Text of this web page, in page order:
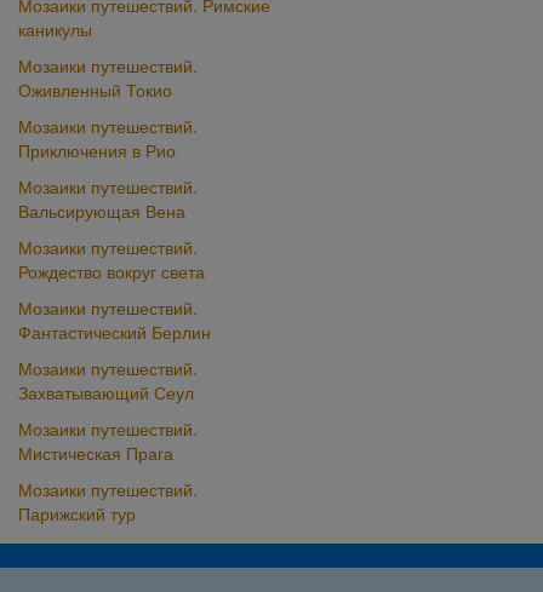
Мозаики путешествий. Римские
каникулы
Мозаики путешествий.
Оживленный Токио
Мозаики путешествий.
Приключения в Рио
Мозаики путешествий.
Вальсирующая Вена
Мозаики путешествий.
Рождество вокруг света
Мозаики путешествий.
Фантастический Берлин
Мозаики путешествий.
Захватывающий Сеул
Мозаики путешествий.
Мистическая Прага
Мозаики путешествий.
Парижский тур